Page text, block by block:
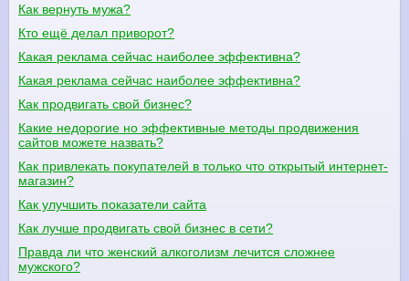
Как вернуть мужа?
Кто ещё делал приворот?
Какая реклама сейчас наиболее эффективна?
Какая реклама сейчас наиболее эффективна?
Как продвигать свой бизнес?
Какие недорогие но эффективные методы продвижения
сайтов можете назвать?
Как привлекать покупателей в только что открытый интернет-
магазин?
Как улучшить показатели сайта
Как лучше продвигать свой бизнес в сети?
Правда ли что женский алкоголизм лечится сложнее
мужского?